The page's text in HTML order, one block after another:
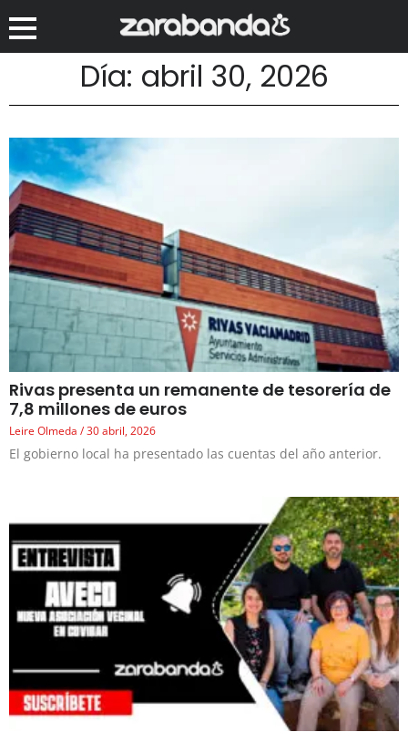
Día: abril 30, 2026
Rivas presenta un remanente de tesorería de
7,8 millones de euros
Leire Olmeda 30 abril, 2026
El gobierno local ha presentado las cuentas del año anterior.